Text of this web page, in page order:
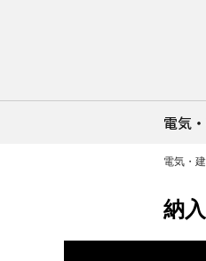
電気
電気・
納